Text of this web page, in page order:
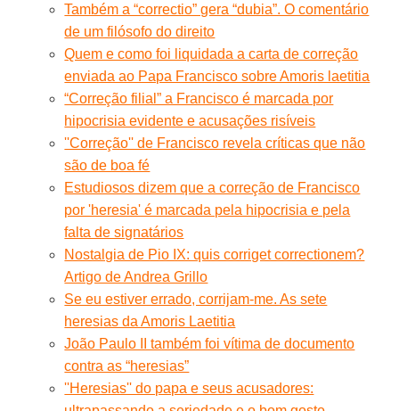
Também a “correctio” gera “dubia”. O comentário
de um filósofo do direito
Quem e como foi liquidada a carta de correção
enviada ao Papa Francisco sobre Amoris laetitia
“Correção filial” a Francisco é marcada por
hipocrisia evidente e acusações risíveis
''Correção'' de Francisco revela críticas que não
são de boa fé
Estudiosos dizem que a correção de Francisco
por 'heresia' é marcada pela hipocrisia e pela
falta de signatários
Nostalgia de Pio IX: quis corriget correctionem?
Artigo de Andrea Grillo
Se eu estiver errado, corrijam-me. As sete
heresias da Amoris Laetitia
João Paulo II também foi vítima de documento
contra as “heresias”
''Heresias'' do papa e seus acusadores: